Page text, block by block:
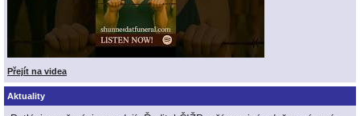
Přejít na videa
Aktuality